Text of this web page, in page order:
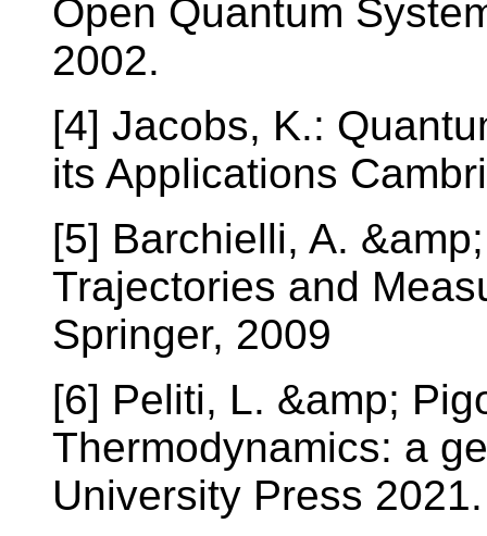
Open Quantum
2002.
[4] Jacobs, K.:
its Applications
[5] Barchielli, A.
Trajectories and
Springer, 2009
[6] Peliti, L. &amp;
Thermodynamics: a
University Press 2021.